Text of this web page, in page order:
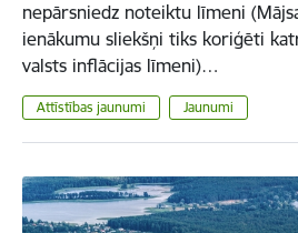
nepārsniedz noteiktu līmeni
ienākumu sliekšņi tiks koriģēti
valsts inflācijas līmeni)…
Attīstības jaunumi Jaunumi